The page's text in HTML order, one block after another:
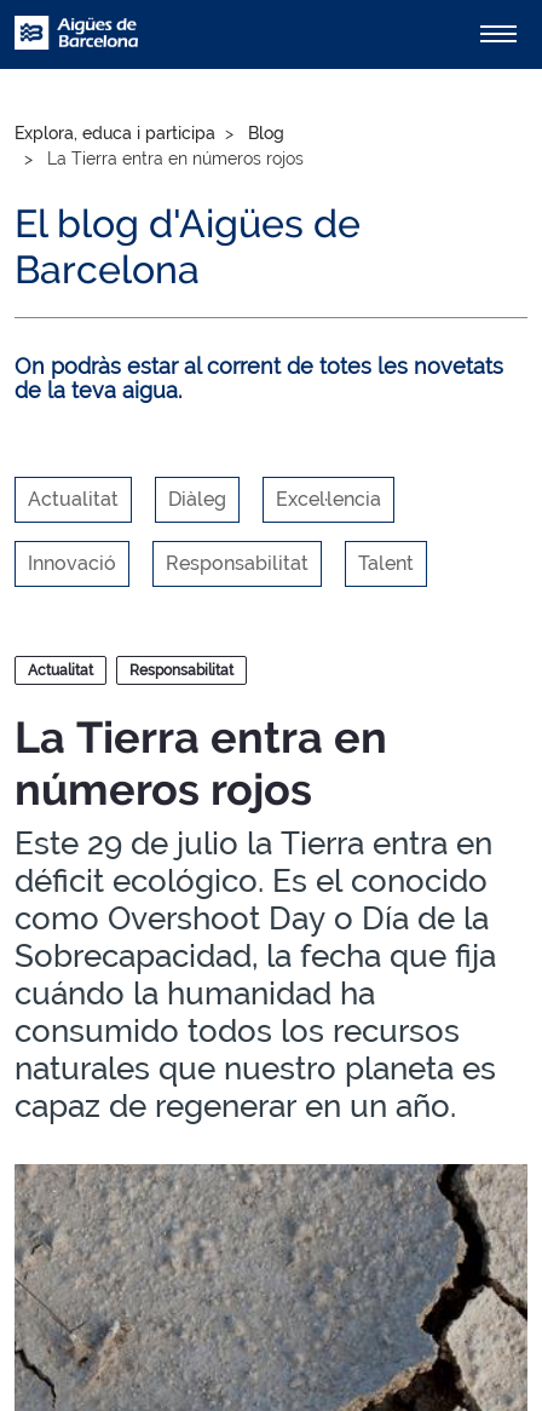
Explora, educa i participa
Blog
La Tierra entra en números rojos
El blog d'Aigües de
Barcelona
On podràs estar al corrent de totes les novetats
de la teva aigua.
Actualitat Diàleg Excel·lencia
Innovació Responsabilitat Talent
Blocs
Actualitat Responsabilitat
La Tierra entra en
números rojos
Este 29 de julio la Tierra entra en
déficit ecológico. Es el conocido
como Overshoot Day o Día de la
Sobrecapacidad, la fecha que fija
cuándo la humanidad ha
consumido todos los recursos
naturales que nuestro planeta es
capaz de regenerar en un año.